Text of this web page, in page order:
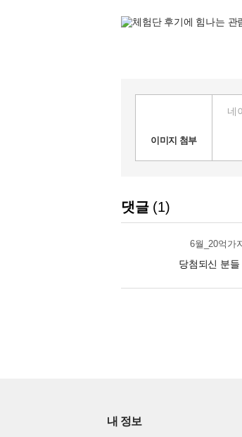
이미지 첨부
댓글 1
6월_20억가
당첨되신 분
내 정보